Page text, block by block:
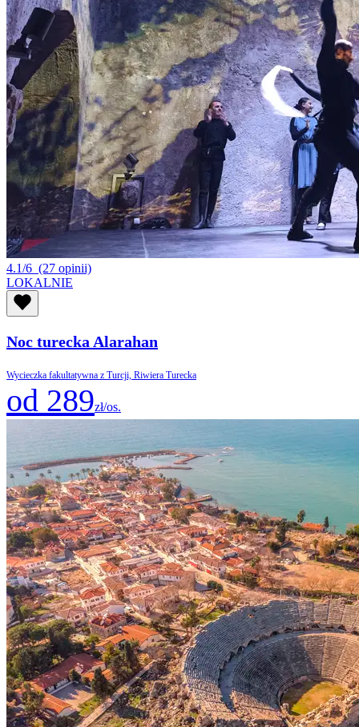
4.1/6 (27 opinii)
LOKALNIE
Noc turecka Alarahan
Wycieczka fakultatywna z Turcji, Riwiera Turecka
od 289zł/os.